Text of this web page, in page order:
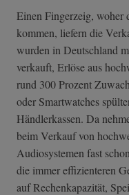
Einen Fingerzeig, woher
kommen, liefern die
wurden in Deutschland
verkauft, Erlöse aus
rund 300 Prozent
oder Smartwatches
Händlerkassen. Da
beim Verkauf von
Audiosystemen fast
die immer effizienteren
auf Rechenkapazität,